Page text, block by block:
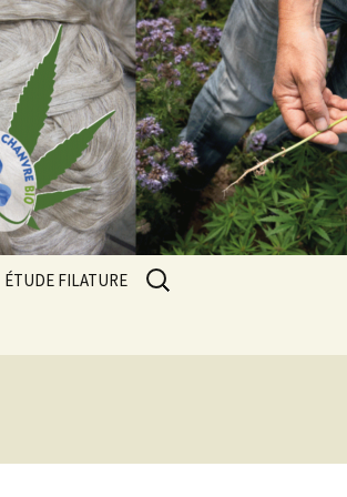
des essais 2023
ÉTUDE FILATURE
Rechercher :